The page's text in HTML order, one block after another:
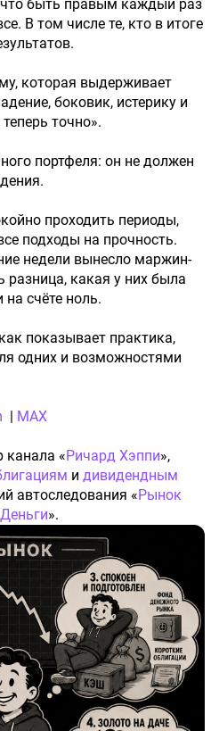
быть правым каждый раз
В том числе те, кто в итоге
которая выдерживает
боковик, истерику и
точно».
портфеля: он не должен
проходить периоды,
подходы на прочность.
недели вынесло маржин-
разница, какая у них была
счёте ноль.
показывает практика,
одних и возможностями
| MAX
канала «Ричард Хэппи»,
и дивидендным
автоследования «Рынок
».